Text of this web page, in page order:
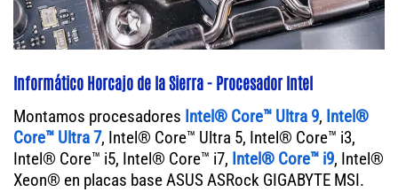
Informático Horcajo de la Sierra - Procesador Intel
Montamos procesadores Intel® Core™ Ultra 9, Intel®
Core™ Ultra 7, Intel® Core™ Ultra 5, Intel® Core™ i3,
Intel® Core™ i5, Intel® Core™ i7, Intel® Core™ i9, Intel®
Xeon® en placas base ASUS ASRock GIGABYTE MSI.